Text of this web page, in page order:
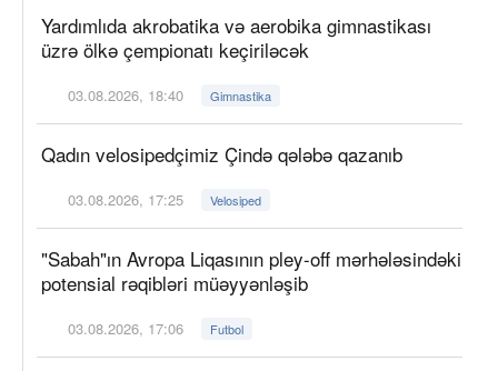
Yardımlıda akrobatika və aerobika gimnastikası
üzrə ölkə çempionatı keçiriləcək
03.08.2026, 18:40 Gimnastika
Qadın velosipedçimiz Çində qələbə qazanıb
03.08.2026, 17:25 Velosiped
"Sabah"ın Avropa Liqasının pley-off mərhələsindəki
potensial rəqibləri müəyyənləşib
03.08.2026, 17:06 Futbol